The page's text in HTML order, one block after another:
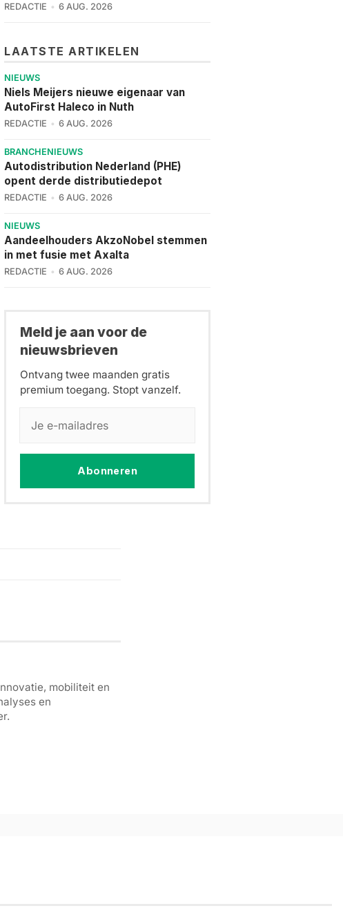
REDACTIE 6 AUG. 2026
LAATSTE ARTIKELEN
NIEUWS
Niels Meijers nieuwe eigenaar van
AutoFirst Haleco in Nuth
REDACTIE 6 AUG. 2026
BRANCHENIEUWS
Autodistribution Nederland (PHE)
opent derde distributiedepot
REDACTIE 6 AUG. 2026
NIEUWS
Aandeelhouders AkzoNobel stemmen
in met fusie met Axalta
REDACTIE 6 AUG. 2026
Meld je aan voor de
nieuwsbrieven
Ontvang twee maanden gratis
premium toegang. Stopt vanzelf.
Abonneren
mobiliteit en
en